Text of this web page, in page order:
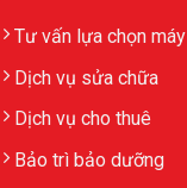
Tư vấn lựa chọn máy
Dịch vụ sửa chữa
Dịch vụ cho thuê
Bảo trì bảo dưỡng